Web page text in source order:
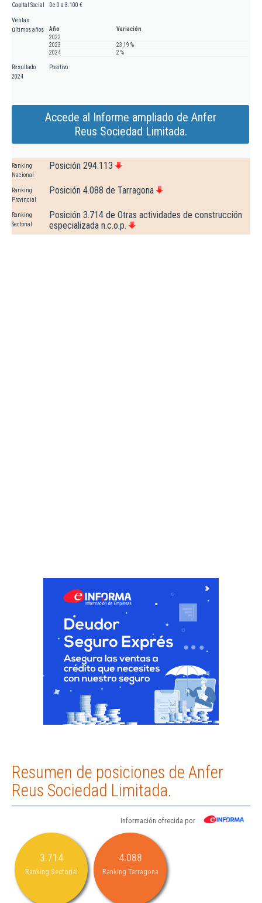
Capital Social De 0 a 3.100 €
Ventas
últimos años
Año
Variación
2022
2023
23,19 %
2024
2 %
Resultado
2024
Positivo
Accede al Informe ampliado de Anfer
Reus Sociedad Limitada.
Ranking
Nacional
Posición 294.113
Ranking
Provincial
Posición 4.088 de Tarragona
Ranking
Sectorial
Posición 3.714 de Otras actividades de construcción
especializada n.c.o.p.
Resumen de posiciones de Anfer
Reus Sociedad Limitada.
Información ofrecida por
3.714
Ranking Sectorial
4.088
Ranking Tarragona